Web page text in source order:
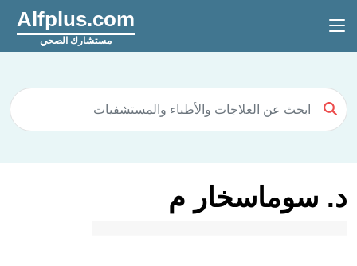
Alfplus.com
مستشارك الصحي
د. سوماسخار م